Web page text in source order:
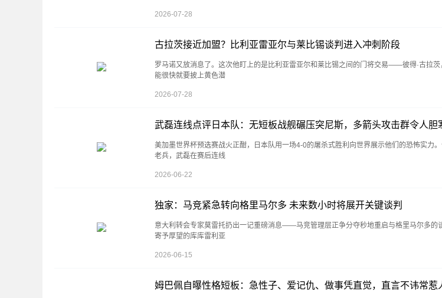
2026-07-28
古拉茨接近加盟？比利亚雷亚尔与莱比锡谈判进入冲刺阶段
罗马诺又放消息了。这次他盯上的是比利亚雷亚尔和莱比锡之间的门将交易——彼得·古拉茨
能很快就要披上黄色潜
2026-07-28
武磊连线点评日本队：无短板战舰碾压突尼斯，多箭头攻击群令人胆
美加墨世界杯预选赛战火正酣，日本队用一场4-0的屠杀式胜利向世界展示他们的恐怖实力
老兵，武磊在赛后连线
2026-06-22
独家：马竞紧急转向格里马尔多 未来数小时将展开关键谈判
意大利转会专家莫雷托扔出一记重磅消息——马竞管理层正争分夺秒地重启与格里马尔多的
寄予厚望的库库雷利亚
2026-06-15
姆巴佩自曝性格短板：急性子、爱记仇、做事凭直觉，直言不讳常惹